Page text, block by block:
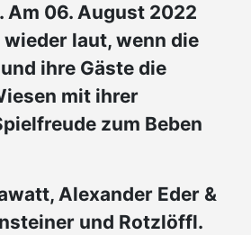
06. August 2022
laut, wenn die
ihre Gäste die
mit ihrer
zum Beben
Alexander Eder &
und Rotzlöffl.